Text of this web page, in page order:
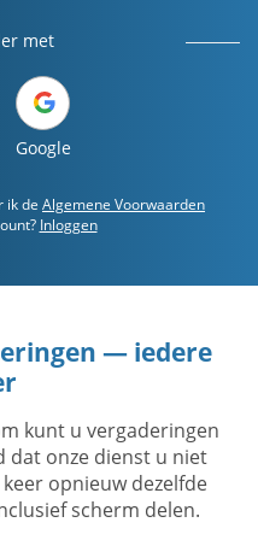
met
Google
ik de Algemene Voorwaarden
Inloggen
— iedere
kunt u vergaderingen
dat onze dienst u niet
opnieuw dezelfde
scherm delen.